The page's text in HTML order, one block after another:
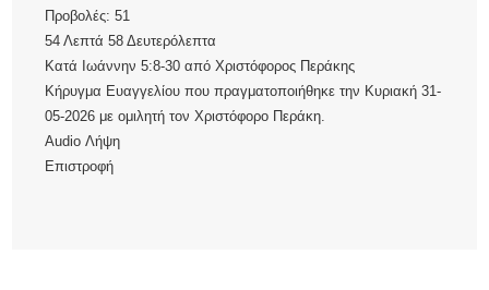
Προβολές:51
54 Λεπτά 58 Δευτερόλεπτα
Κατά Ιωάννην 5:8-30 απόΧριστόφορος Περάκης
Κήρυγμα Ευαγγελίου που πραγματοποιήθηκε την Κυριακή 31-
05-2026 με ομιλητή τον Χριστόφορο Περάκη.
Audio Λήψη
Επιστροφή